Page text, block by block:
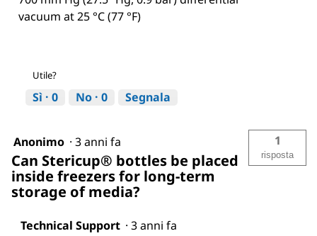
vacuum at 25 °C (77 °F)
Utile?
Sì · 0 No · 0 Segnala
Anonimo · 3 anni fa
Can Stericup® bottles be placed
inside freezers for long-term
storage of media?
1
risposta
Technical Support · 3 anni fa